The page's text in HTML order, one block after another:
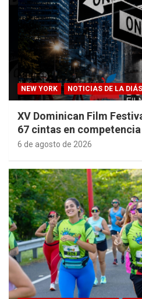
NEW YORK NOTICIAS DE LA
XV Dominican Film
67 cintas en
6 de agosto de 2026